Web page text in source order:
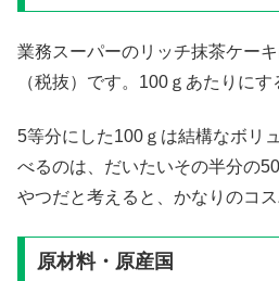
業務スーパーのリッチ抹茶ケー
（税抜）です。100ｇあたりにす
5等分にした100ｇは結構なボリ
べるのは、だいたいその半分の
やつだと考えると、かなりのコ
原材料・原産国